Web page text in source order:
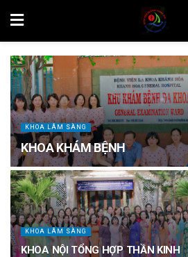
KHOA LÂM SÀNG
KHOA KHÁM BỆNH
KHOA LÂM SÀNG
KHOA NỘI TỔNG HỢP THẦN KINH